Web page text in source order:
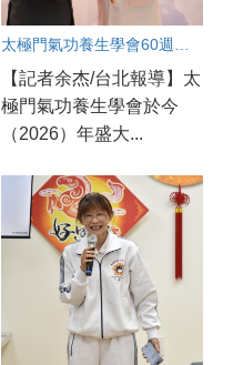
【記者余杰/台北報導】太
極門氣功養生學會於今
（2026）年盛大...